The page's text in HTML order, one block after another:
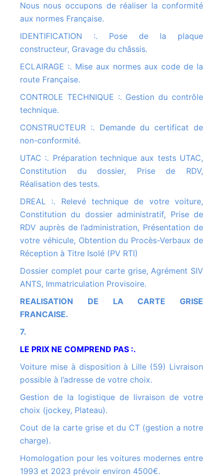
Nous nous occupons de réaliser la conformité
aux normes Française.
IDENTIFICATION :. Pose de la plaque
constructeur, Gravage du châssis.
ECLAIRAGE :. Mise aux normes aux code de la
route Française.
CONTROLE TECHNIQUE :. Gestion du contrôle
technique.
CONSTRUCTEUR :. Demande du certificat de
non-conformité.
UTAC :. Préparation technique aux tests UTAC,
Constitution du dossier, Prise de RDV,
Réalisation des tests.
DREAL :. Relevé technique de votre voiture,
Constitution du dossier administratif, Prise de
RDV auprès de l’administration, Présentation de
votre véhicule, Obtention du Procès-Verbaux de
Réception à Titre Isolé (PV RTI)
Dossier complet pour carte grise, Agrément SIV
ANTS, Immatriculation Provisoire.
REALISATION DE LA CARTE GRISE
FRANCAISE.
7.
LE PRIX NE COMPREND PAS :.
Voiture mise à disposition à Lille (59) Livraison
possible à l’adresse de votre choix.
Gestion de la logistique de livraison de votre
choix (jockey, Plateau).
Cout de la carte grise et du CT (gestion a notre
charge).
Homologation pour les voitures modernes entre
1993 et 2023 prévoir environ 4500€.